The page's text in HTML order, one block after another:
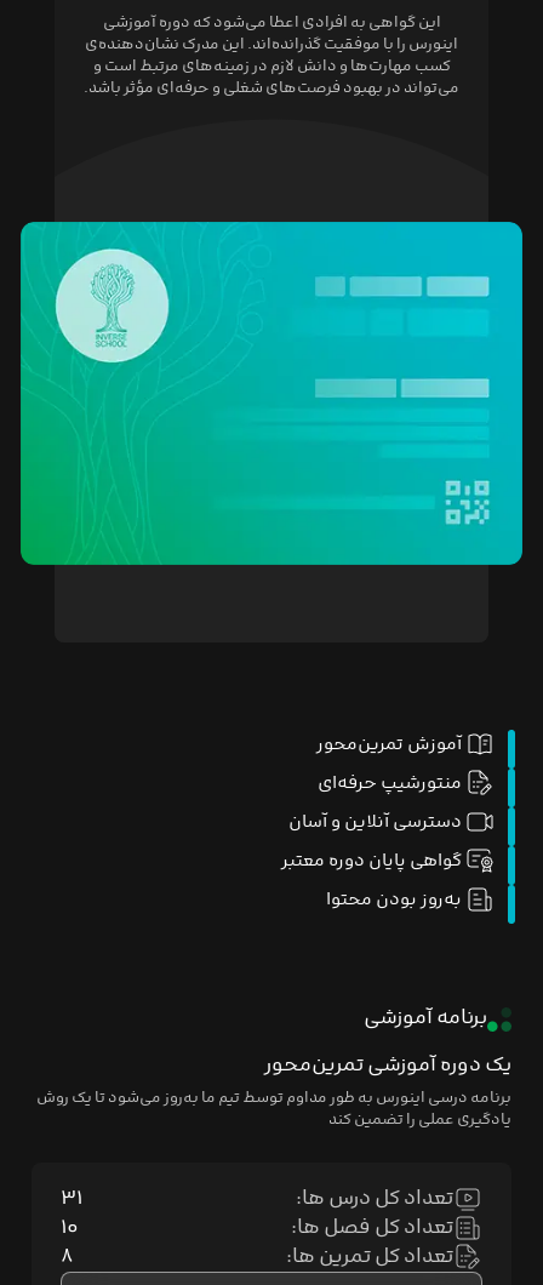
این گواهی به افرادی اعطا می‌شود که دوره آموزشی
اینورس را با موفقیت گذرانده‌اند. این مدرک نشان‌دهنده‌ی
کسب مهارت‌ها و دانش لازم در زمینه‌های مرتبط است و
می‌تواند در بهبود فرصت‌های شغلی و حرفه‌ای مؤثر باشد.
آموزش تمرین‌محور
منتورشیپ حرفه‌ای
دسترسی آنلاین و آسان
گواهی پایان دوره معتبر
به‌روز بودن محتوا
برنامه آموزشی
یک دوره آموزشی تمرین‌محور
برنامه درسی اینورس به طور مداوم توسط تیم ما به‌روز می‌شود تا یک روش
یادگیری عملی را تضمین کند
تعداد کل درس ها:
۳۱
تعداد کل فصل ها:
۱۰
تعداد کل تمرین ها:
۸